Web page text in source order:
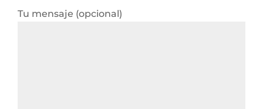
Tu mensaje (opcional)